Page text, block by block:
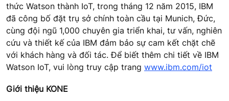
thức Watson thành IoT, trong tháng 12 năm 2015, IBM
đã công bố đặt trụ sở chính toàn cầu tại Munich, Đức,
cùng đội ngũ 1,000 chuyên gia triển khai, tư vấn, nghiên
cứu và thiết kế của IBM đảm bảo sự cam kết chặt chẽ
với khách hàng và đối tác. Để biết thêm chi tiết về IBM
Watson IoT, vui lòng truy cập trang www.ibm.com/iot
Giới thiệu KONE